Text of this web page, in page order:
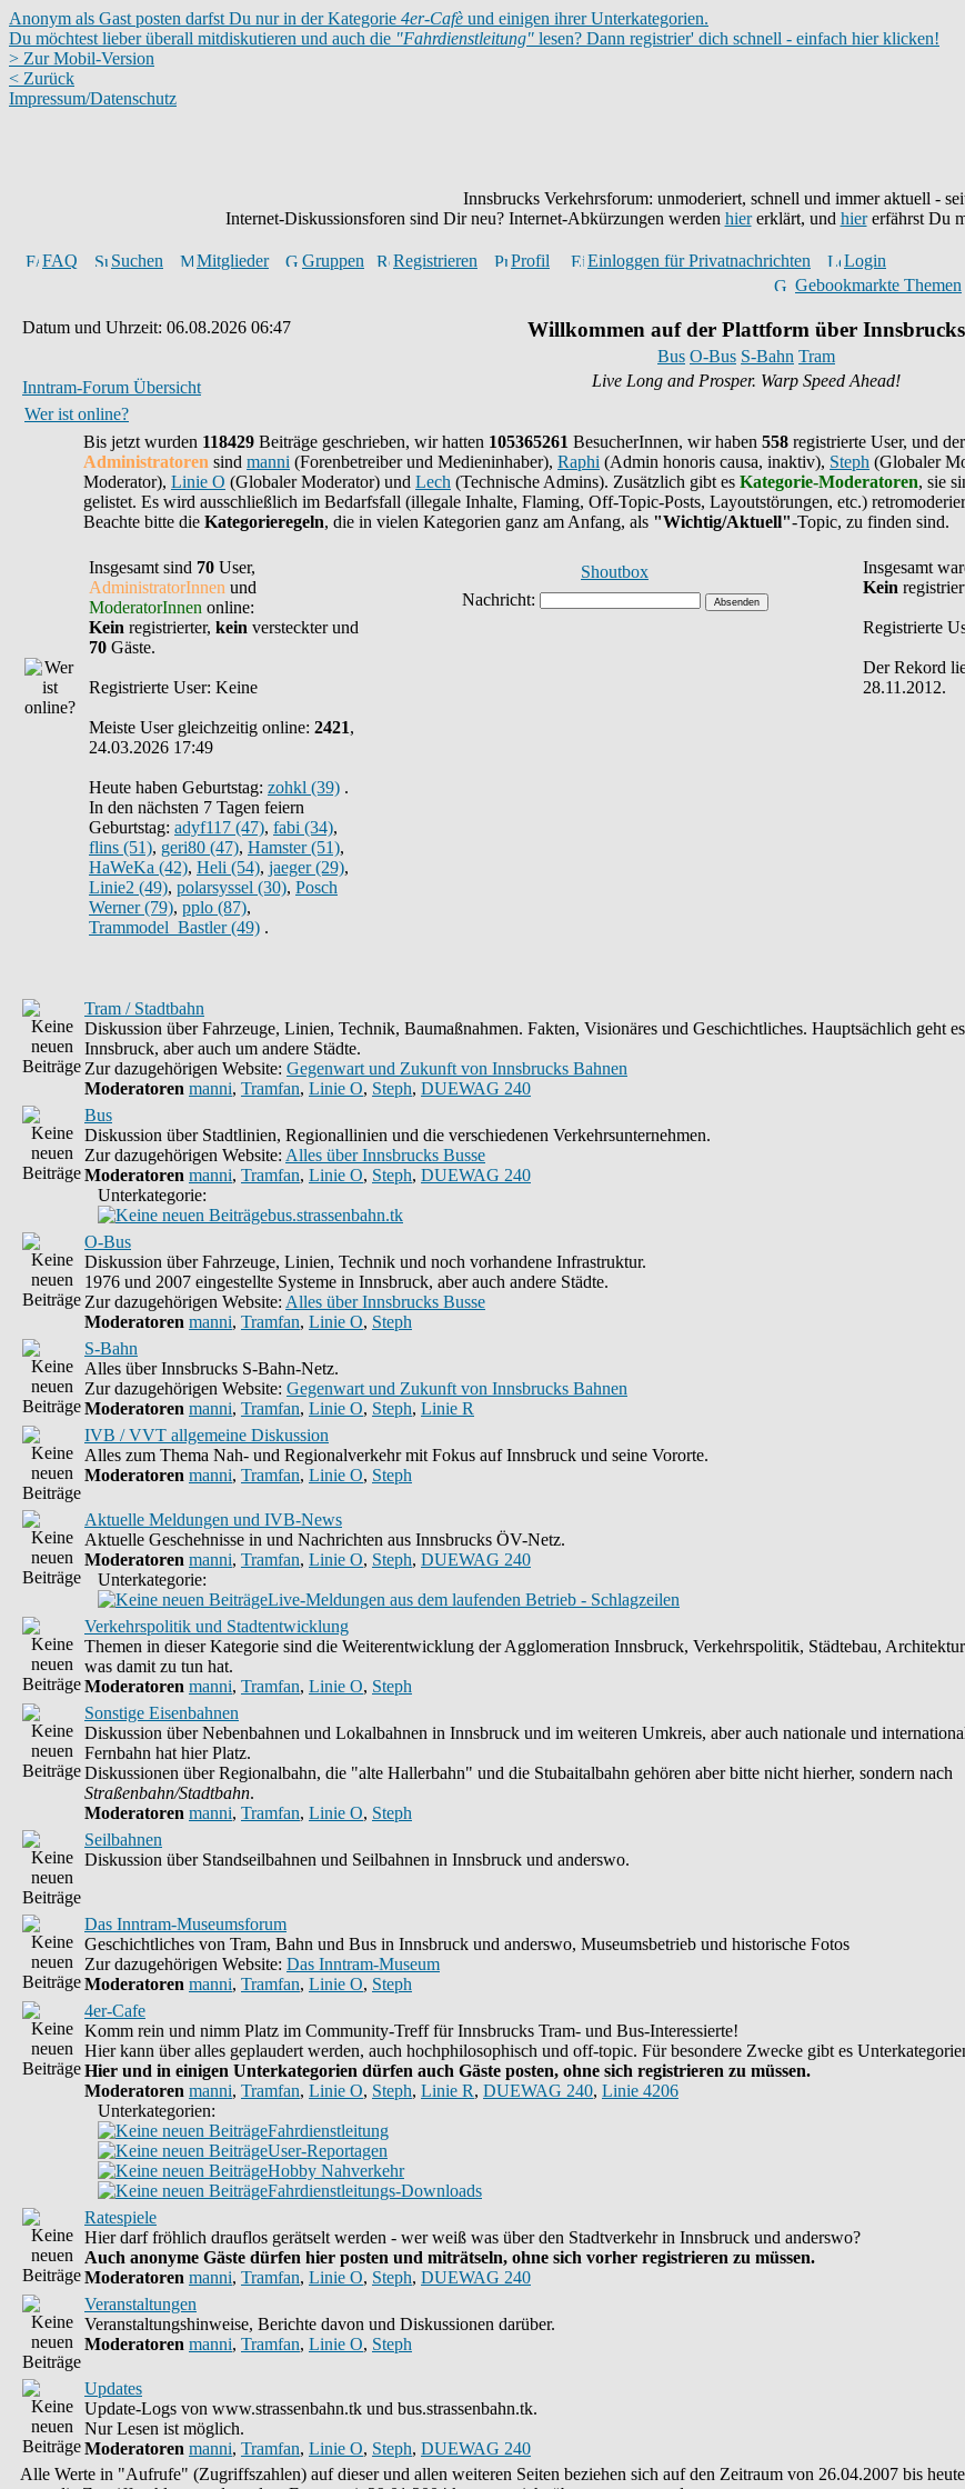
Anonym als Gast posten darfst Du nur in der Kategorie 4er-Cafè und einigen ihrer Unterkategorien.
Du möchtest lieber überall mitdiskutieren und auch die "Fahrdienstleitung" lesen? Dann registrier' dich schnell - einfach hier klicken!
> Zur Mobil-Version
< Zurück
Impressum/Datenschutz
Innsbrucks Verkehrsforum: unmoderiert, schnell und immer aktuell -
Internet-Diskussionsforen sind Dir neu? Internet-Abkürzungen werden hiererklärt, und hiererfährst Du
FAQ Suchen Mitglieder Gruppen Registrieren Profil Einloggen für Privatnachrichten
Login
Gebookmarkte Themen
Datum und Uhrzeit: 06.08.2026 06:47
Inntram-Forum Übersicht
Willkommen auf der Plattform über Innsbrucks
Bus O-Bus S-Bahn Tram
Live Long and Prosper. Warp Speed Ahead!
Wer ist online?
Bis jetzt wurden 118429 Beiträge geschrieben, wir hatten 105365261 BesucherInnen, wir haben 558 registrierte User, und
Administratoren sind manni (Forenbetreiber und Medieninhaber), Raphi (Admin honoris causa, inaktiv), Steph (Globaler
Moderator), Linie O (Globaler Moderator) und Lech (Technische Admins). Zusätzlich gibt es Kategorie-Moderatoren, sie
gelistet. Es wird ausschließlich im Bedarfsfall (illegale Inhalte, Flaming, Off-Topic-Posts, Layoutstörungen, etc.)
Beachte bitte die Kategorieregeln, die in vielen Kategorien ganz am Anfang, als "Wichtig/Aktuell"-Topic, zu finden sind.
Insgesamt sind 70 User,
AdministratorInnen und
ModeratorInnen online:
Kein registrierter, kein versteckter und
70 Gäste.
Registrierte User: Keine
Meiste User gleichzeitig online: 2421,
24.03.2026 17:49
Heute haben Geburtstag: zohkl (39) .
In den nächsten 7 Tagen feiern
Geburtstag: adyf117 (47), fabi (34),
flins (51), geri80 (47), Hamster (51),
HaWeKa (42), Heli (54), jaeger (29),
Linie2 (49), polarsyssel (30), Posch
Werner (79), pplo (87),
Trammodel_Bastler (49) .
Shoutbox Insgesamt
Kein
Registrierte
Der Rekord
28.11.2012.
Tram / Stadtbahn
Diskussion über Fahrzeuge, Linien, Technik, Baumaßnahmen. Fakten, Visionäres und Geschichtliches. Hauptsächlich geht
Innsbruck, aber auch um andere Städte.
Zur dazugehörigen Website: Gegenwart und Zukunft von Innsbrucks Bahnen
Moderatoren manni, Tramfan, Linie O, Steph, DUEWAG 240
Bus
Diskussion über Stadtlinien, Regionallinien und die verschiedenen Verkehrsunternehmen.
Zur dazugehörigen Website: Alles über Innsbrucks Busse
Moderatoren manni, Tramfan, Linie O, Steph, DUEWAG 240
Unterkategorie:
bus.strassenbahn.tk
O-Bus
Diskussion über Fahrzeuge, Linien, Technik und noch vorhandene Infrastruktur.
1976 und 2007 eingestellte Systeme in Innsbruck, aber auch andere Städte.
Zur dazugehörigen Website: Alles über Innsbrucks Busse
Moderatoren manni, Tramfan, Linie O, Steph
S-Bahn
Alles über Innsbrucks S-Bahn-Netz.
Zur dazugehörigen Website: Gegenwart und Zukunft von Innsbrucks Bahnen
Moderatoren manni, Tramfan, Linie O, Steph, Linie R
IVB / VVT allgemeine Diskussion
Alles zum Thema Nah- und Regionalverkehr mit Fokus auf Innsbruck und seine Vororte.
Moderatoren manni, Tramfan, Linie O, Steph
Aktuelle Meldungen und IVB-News
Aktuelle Geschehnisse in und Nachrichten aus Innsbrucks ÖV-Netz.
Moderatoren manni, Tramfan, Linie O, Steph, DUEWAG 240
Unterkategorie:
Live-Meldungen aus dem laufenden Betrieb - Schlagzeilen
Verkehrspolitik und Stadtentwicklung
Themen in dieser Kategorie sind die Weiterentwicklung der Agglomeration Innsbruck, Verkehrspolitik, Städtebau,
was damit zu tun hat.
Moderatoren manni, Tramfan, Linie O, Steph
Sonstige Eisenbahnen
Diskussion über Nebenbahnen und Lokalbahnen in Innsbruck und im weiteren Umkreis, aber auch nationale und
Fernbahn hat hier Platz.
Diskussionen über Regionalbahn, die "alte Hallerbahn" und die Stubaitalbahn gehören aber bitte nicht hierher, sondern nach
Straßenbahn/Stadtbahn.
Moderatoren manni, Tramfan, Linie O, Steph
Seilbahnen
Diskussion über Standseilbahnen und Seilbahnen in Innsbruck und anderswo.
Das Inntram-Museumsforum
Geschichtliches von Tram, Bahn und Bus in Innsbruck und anderswo, Museumsbetrieb und historische Fotos
Zur dazugehörigen Website: Das Inntram-Museum
Moderatoren manni, Tramfan, Linie O, Steph
4er-Cafe
Komm rein und nimm Platz im Community-Treff für Innsbrucks Tram- und Bus-Interessierte!
Hier kann über alles geplaudert werden, auch hochphilosophisch und off-topic. Für besondere Zwecke gibt es
Hier und in einigen Unterkategorien dürfen auch Gäste posten, ohne sich registrieren zu müssen.
Moderatoren manni, Tramfan, Linie O, Steph, Linie R, DUEWAG 240, Linie 4206
Unterkategorien:
Fahrdienstleitung
User-Reportagen
Hobby Nahverkehr
Fahrdienstleitungs-Downloads
Ratespiele
Hier darf fröhlich drauflos gerätselt werden - wer weiß was über den Stadtverkehr in Innsbruck und anderswo?
Auch anonyme Gäste dürfen hier posten und miträtseln, ohne sich vorher registrieren zu müssen.
Moderatoren manni, Tramfan, Linie O, Steph, DUEWAG 240
Veranstaltungen
Veranstaltungshinweise, Berichte davon und Diskussionen darüber.
Moderatoren manni, Tramfan, Linie O, Steph
Updates
Update-Logs von www.strassenbahn.tk und bus.strassenbahn.tk.
Nur Lesen ist möglich.
Moderatoren manni, Tramfan, Linie O, Steph, DUEWAG 240
Alle Werte in "Aufrufe" (Zugriffszahlen) auf dieser und allen weiteren Seiten beziehen sich auf den Zeitraum von 26.04.2007 bis